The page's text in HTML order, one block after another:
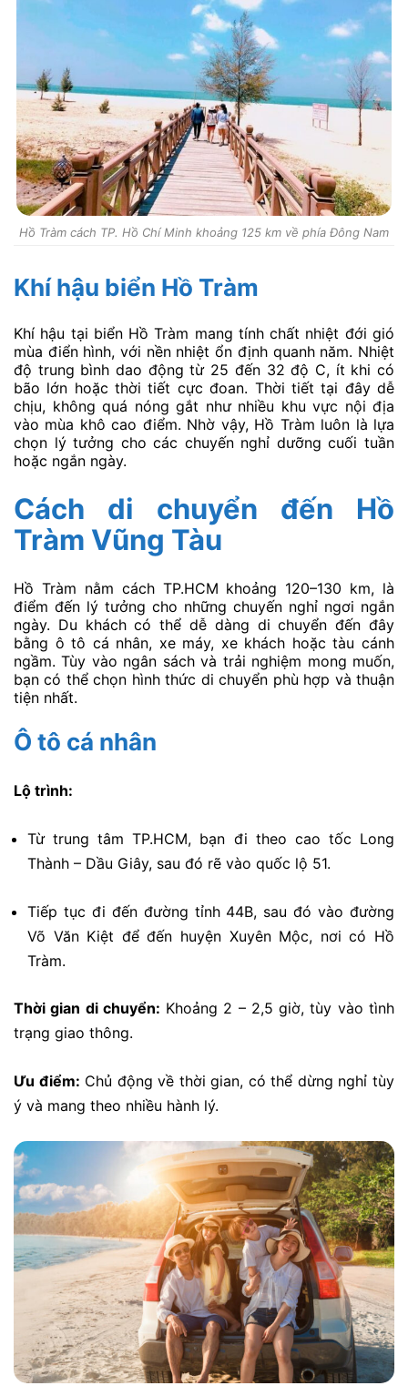
Hồ Tràm cách TP. Hồ Chí Minh khoảng 125 km về phía Đông Nam
Khí hậu biển Hồ Tràm
Khí hậu tại biển Hồ Tràm mang tính chất nhiệt đới gió
mùa điển hình, với nền nhiệt ổn định quanh năm. Nhiệt
độ trung bình dao động từ 25 đến 32 độ C, ít khi có
bão lớn hoặc thời tiết cực đoan. Thời tiết tại đây dễ
chịu, không quá nóng gắt như nhiều khu vực nội địa
vào mùa khô cao điểm. Nhờ vậy, Hồ Tràm luôn là lựa
chọn lý tưởng cho các chuyến nghỉ dưỡng cuối tuần
hoặc ngắn ngày.
Cách di chuyển đến Hồ
Tràm Vũng Tàu
Hồ Tràm nằm cách TP.HCM khoảng 120–130 km, là
điểm đến lý tưởng cho những chuyến nghỉ ngơi ngắn
ngày. Du khách có thể dễ dàng di chuyển đến đây
bằng ô tô cá nhân, xe máy, xe khách hoặc tàu cánh
ngầm. Tùy vào ngân sách và trải nghiệm mong muốn,
bạn có thể chọn hình thức di chuyển phù hợp và thuận
tiện nhất.
Ô tô cá nhân
Lộ trình:
Từ trung tâm TP.HCM, bạn đi theo cao tốc Long
Thành – Dầu Giây, sau đó rẽ vào quốc lộ 51.
Tiếp tục đi đến đường tỉnh 44B, sau đó vào đường
Võ Văn Kiệt để đến huyện Xuyên Mộc, nơi có Hồ
Tràm.
Thời gian di chuyển: Khoảng 2 – 2,5 giờ, tùy vào tình
trạng giao thông.
Ưu điểm: Chủ động về thời gian, có thể dừng nghỉ tùy
ý và mang theo nhiều hành lý.